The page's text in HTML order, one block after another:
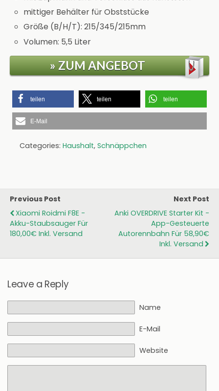
mittiger Behälter für Obststücke
Größe (B/H/T): 215/345/215mm
Volumen: 5,5 Liter
» ZUM ANGEBOT
teilen teilen teilen
E-Mail
Categories: Haushalt, Schnäppchen
Previous Post
Xiaomi Roidmi F8E -
Akku-Staubsauger Für
180,00€ Inkl. Versand
Next Post
Anki OVERDRIVE Starter Kit -
App-Gesteuerte
Autorennbahn Für 58,90€
Inkl. Versand
Leave a Reply
Name
E-Mail
Website